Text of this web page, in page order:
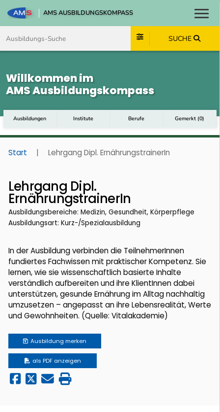
AMS AUSBILDUNGSKOMPASS
SUCHE
Willkommen im
AMS Ausbildungskompass
Ausbildungen Institute Berufe Gemerkt (0)
Start | Lehrgang Dipl. ErnährungstrainerIn
Lehrgang Dipl.
ErnährungstrainerIn
Ausbildungsbereiche: Medizin, Gesundheit, Körperpflege
Ausbildungsart: Kurz-/Spezialausbildung
In der Ausbildung verbinden die TeilnehmerInnen
fundiertes Fachwissen mit praktischer Kompetenz. Sie
lernen, wie sie wissenschaftlich basierte Inhalte
verständlich aufbereiten und ihre KlientInnen dabei
unterstützen, gesunde Ernährung im Alltag nachhaltig
umzusetzen – angepasst an ihre Lebensrealität, Werte
und Gewohnheiten. (Quelle: Vitalakademie)
Ausbildung merken
als PDF anzeigen